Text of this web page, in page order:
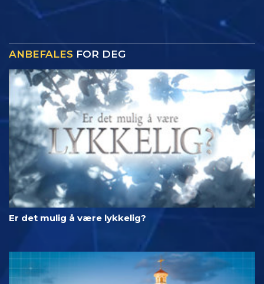
ANBEFALES FOR DEG
Er det mulig å være lykkelig?